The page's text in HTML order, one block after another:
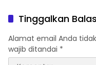
Tinggalkan
Alamat email Anda
wajib ditandai *